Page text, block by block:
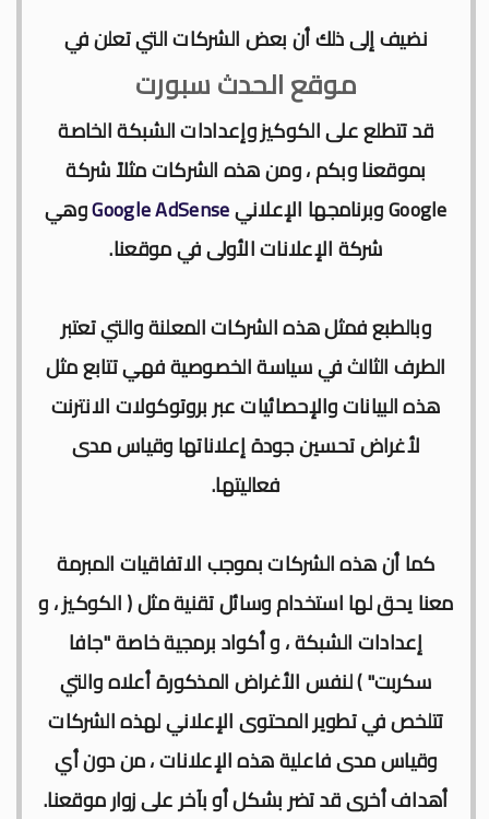
نضيف إلى ذلك أن بعض الشركات التي تعلن في
موقع الحدث سبورت
قد تتطلع على الكوكيز وإعدادات الشبكة الخاصة
بموقعنا وبكم ، ومن هذه الشركات مثلاً شركة
Googleوبرنامجها الإعلانيGoogle AdSenseوهي
شركة الإعلانات الأولى في موقعنا.
وبالطبع فمثل هذه الشركات المعلنة والتي تعتبر
الطرف الثالث في سياسة الخصوصية فهي تتابع مثل
هذه البيانات والإحصائيات عبر بروتوكولات الانترنت
لأغراض تحسين جودة إعلاناتها وقياس مدى
فعاليتها.
كما أن هذه الشركات بموجب الاتفاقيات المبرمة
معنا يحق لها استخدام وسائل تقنية مثل ( الكوكيز ، و
إعدادات الشبكة ، و أكواد برمجية خاصة "جافا
سكربت" ) لنفس الأغراض المذكورة أعلاه والتي
تتلخص في تطوير المحتوى الإعلاني لهذه الشركات
وقياس مدى فاعلية هذه الإعلانات ، من دون أي
أهداف أخرى قد تضر بشكل أو بآخر على زوار موقعنا.